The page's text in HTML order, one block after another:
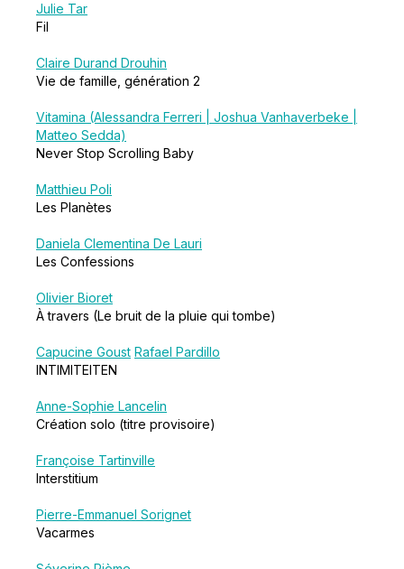
Julie Tar
Fil
Claire Durand Drouhin
Vie de famille, génération 2
Vitamina (Alessandra Ferreri | Joshua Vanhaverbeke |
Matteo Sedda)
Never Stop Scrolling Baby
Matthieu Poli
Les Planètes
Daniela Clementina De Lauri
Les Confessions
Olivier Bioret
À travers (Le bruit de la pluie qui tombe)
Capucine Goust Rafael Pardillo
INTIMITEITEN
Anne-Sophie Lancelin
Création solo (titre provisoire)
Françoise Tartinville
Interstitium
Pierre-Emmanuel Sorignet
Vacarmes